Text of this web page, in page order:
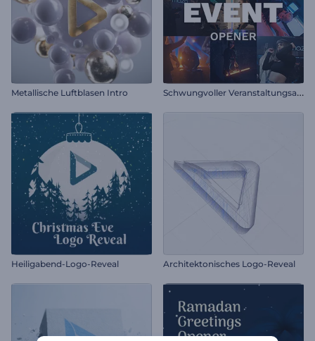
Metallische Luftblasen Intro S
chwungvoller Veranstaltungsauftakt
Heiligabend-Logo-Reveal Architektonisches Logo-Reveal